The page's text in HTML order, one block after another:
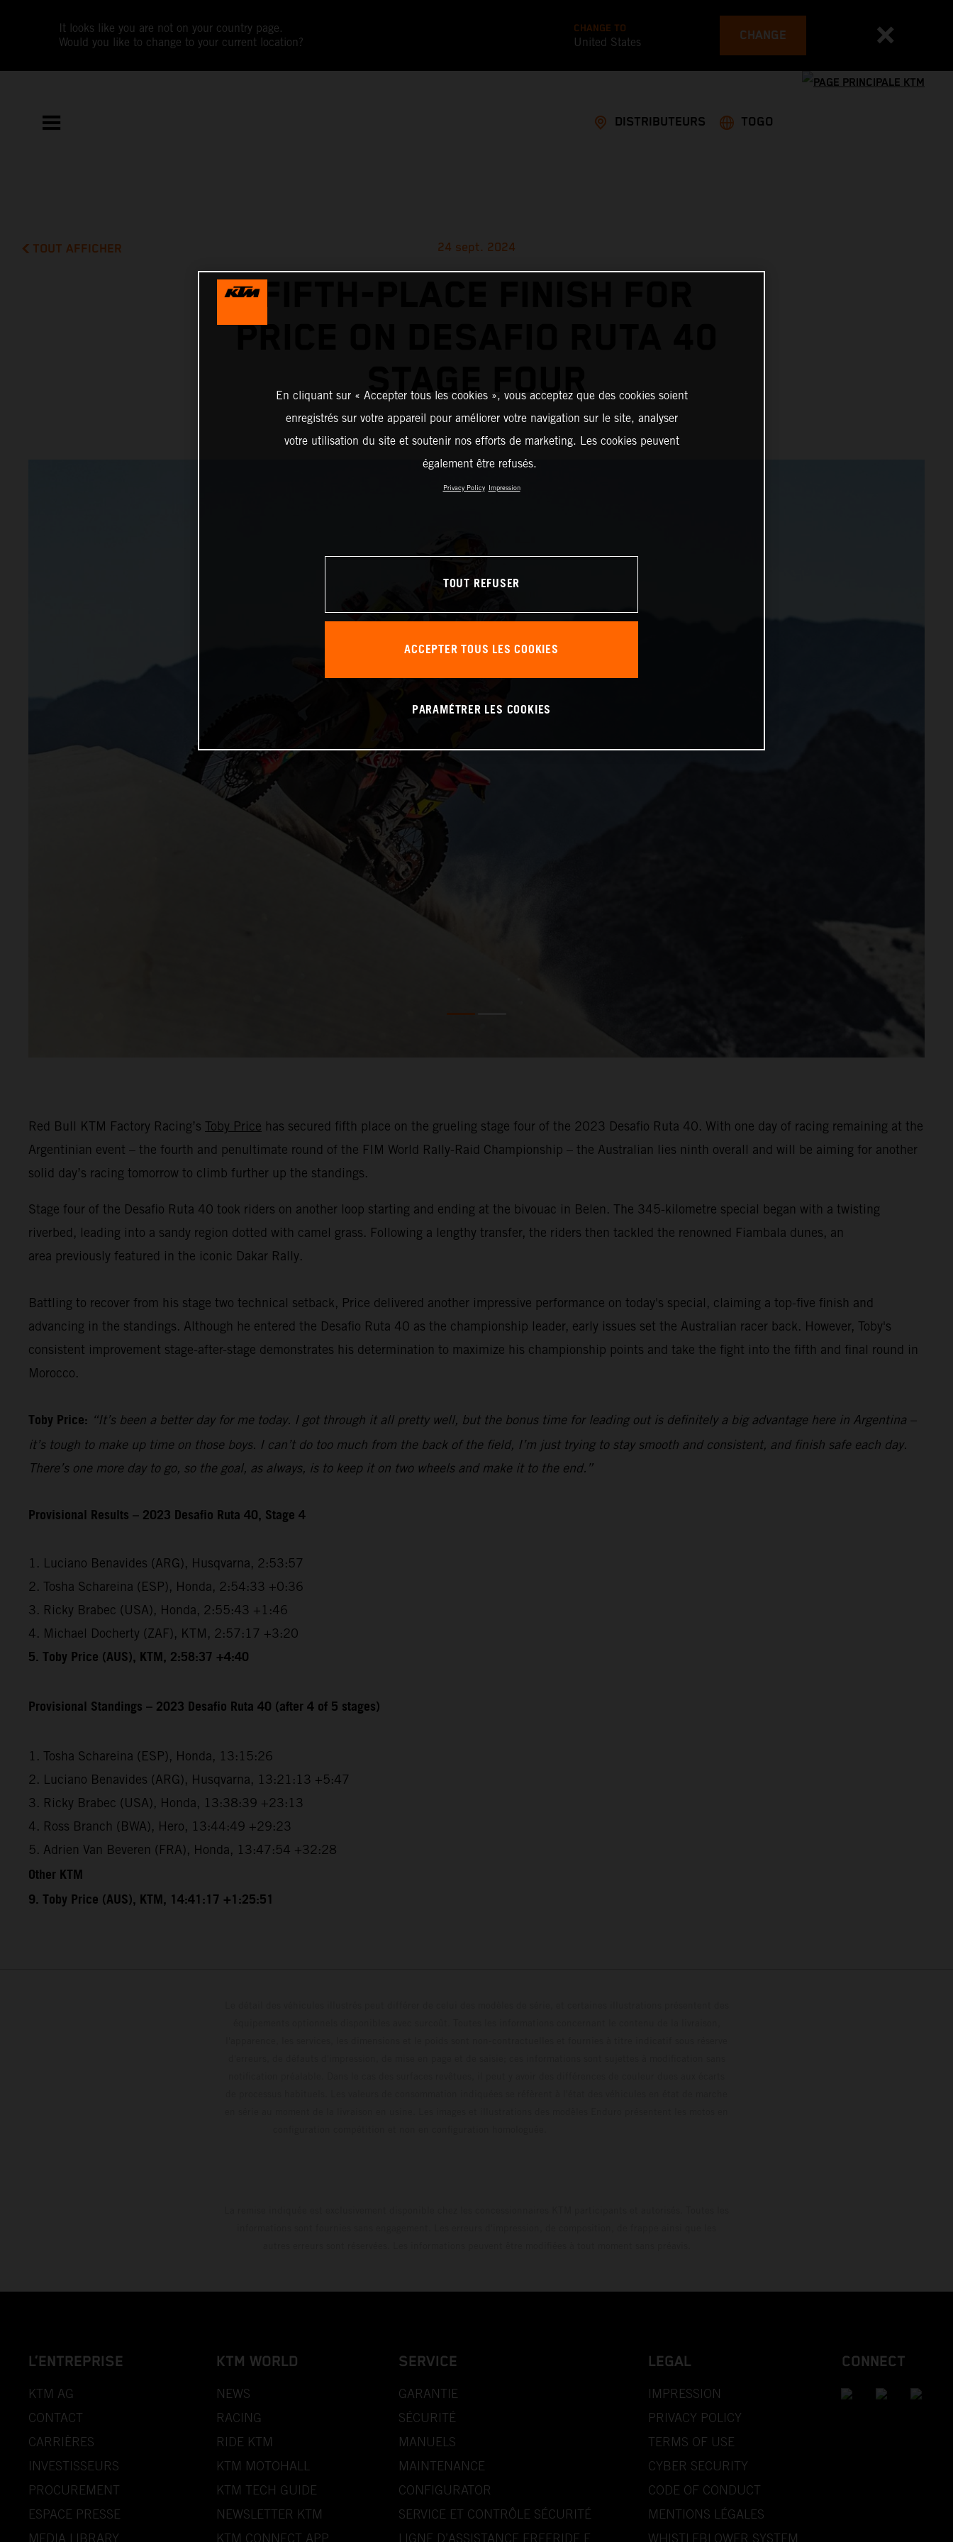
It looks like you are not on your country page.
Would you like to change to your current location?
CHANGE TO
United States CHANGE
DISTRIBUTEURS TOGO
TOUT AFFICHER 24 sept. 2024
FIFTH-PLACE FINISH FOR
PRICE ON DESAFIO RUTA 40
STAGE FOUR
Red Bull KTM Factory Racing’s Toby Price has secured fifth place on the grueling stage four of the 2023 Desafio Ruta 40. With one day of racing remaining at the
Argentinian event – the fourth and penultimate round of the FIM World Rally-Raid Championship – the Australian lies ninth overall and will be aiming for another
solid day’s racing tomorrow to climb further up the standings.
Stage four of the Desafio Ruta 40 took riders on another loop starting and ending at the bivouac in Belen. The 345-kilometre special began with a twisting
riverbed, leading into a sandy region dotted with camel grass. Following a lengthy transfer, the riders then tackled the renowned Fiambala dunes, an
area previously featured in the iconic Dakar Rally.
Battling to recover from his stage two technical setback, Price delivered another impressive performance on today's special, claiming a top-five finish and
advancing in the standings. Although he entered the Desafio Ruta 40 as the championship leader, early issues set the Australian racer back. However, Toby's
consistent improvement stage-after-stage demonstrates his determination to maximize his championship points and take the fight into the fifth and final round in
Morocco.
Toby Price: “It’s been a better day for me today. I got through it all pretty well, but the bonus time for leading out is definitely a big advantage here in Argentina –
it’s tough to make up time on those boys. I can’t do too much from the back of the field, I’m just trying to stay smooth and consistent, and finish safe each day.
There’s one more day to go, so the goal, as always, is to keep it on two wheels and make it to the end.”
Provisional Results – 2023 Desafio Ruta 40, Stage 4
1. Luciano Benavides (ARG), Husqvarna, 2:53:57
2. Tosha Schareina (ESP), Honda, 2:54:33 +0:36
3. Ricky Brabec (USA), Honda, 2:55:43 +1:46
4. Michael Docherty (ZAF), KTM, 2:57:17 +3:20
5. Toby Price (AUS), KTM, 2:58:37 +4:40
Provisional Standings – 2023 Desafio Ruta 40 (after 4 of 5 stages)
1. Tosha Schareina (ESP), Honda, 13:15:26
2. Luciano Benavides (ARG), Husqvarna, 13:21:13 +5:47
3. Ricky Brabec (USA), Honda, 13:38:39 +23:13
4. Ross Branch (BWA), Hero, 13:44:49 +29:23
5. Adrien Van Beveren (FRA), Honda, 13:47:54 +32:28
Other KTM
9. Toby Price (AUS), KTM, 14:41:17 +1:25:51
L’ENTREPRISE
KTM AG
CONTACT
CARRIÈRES
INVESTISSEURS
PROCUREMENT
ESPACE PRESSE
MEDIA LIBRARY
KTM WORLD
NEWS
RACING
RIDE KTM
KTM MOTOHALL
KTM TECH GUIDE
NEWSLETTER KTM
KTM CONNECT APP
SERVICE
GARANTIE
SÉCURITÉ
MANUELS
MAINTENANCE
CONFIGURATOR
SERVICE ET CONTRÔLE SÉCURITÉ
LIGNE D’ASSISTANCE FREERIDE E
LEGAL
IMPRESSION
PRIVACY POLICY
TERMS OF USE
CYBER SECURITY
CODE OF CONDUCT
MENTIONS LÉGALES
WHISTLEBLOWER SYSTEM
CONNECT
En cliquant sur « Accepter tous les cookies », vous acceptez que des cookies soient
enregistrés sur votre appareil pour améliorer votre navigation sur le site, analyser
votre utilisation du site et soutenir nos efforts de marketing. Les cookies peuvent
également être refusés.
Privacy Policy Impression
TOUT REFUSER
ACCEPTER TOUS LES COOKIES
PARAMÉTRER LES COOKIES